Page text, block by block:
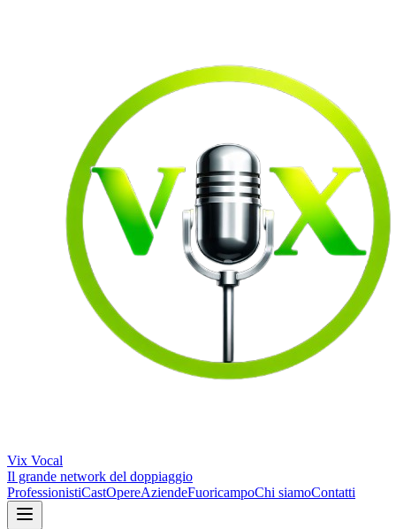
Vix Vocal
Il grande network del doppiaggio
ProfessionistiCastOpereAziendeFuoricampoChi siamoContatti